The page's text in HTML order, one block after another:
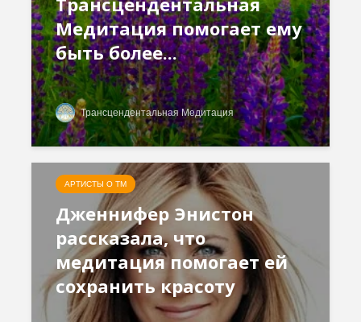
Медитация помогает ему
быть более...
Трансцендентальная Медитация
АРТИСТЫ О ТМ
Дженнифер Энистон
рассказала, что
медитация помогает ей
сохранить красоту